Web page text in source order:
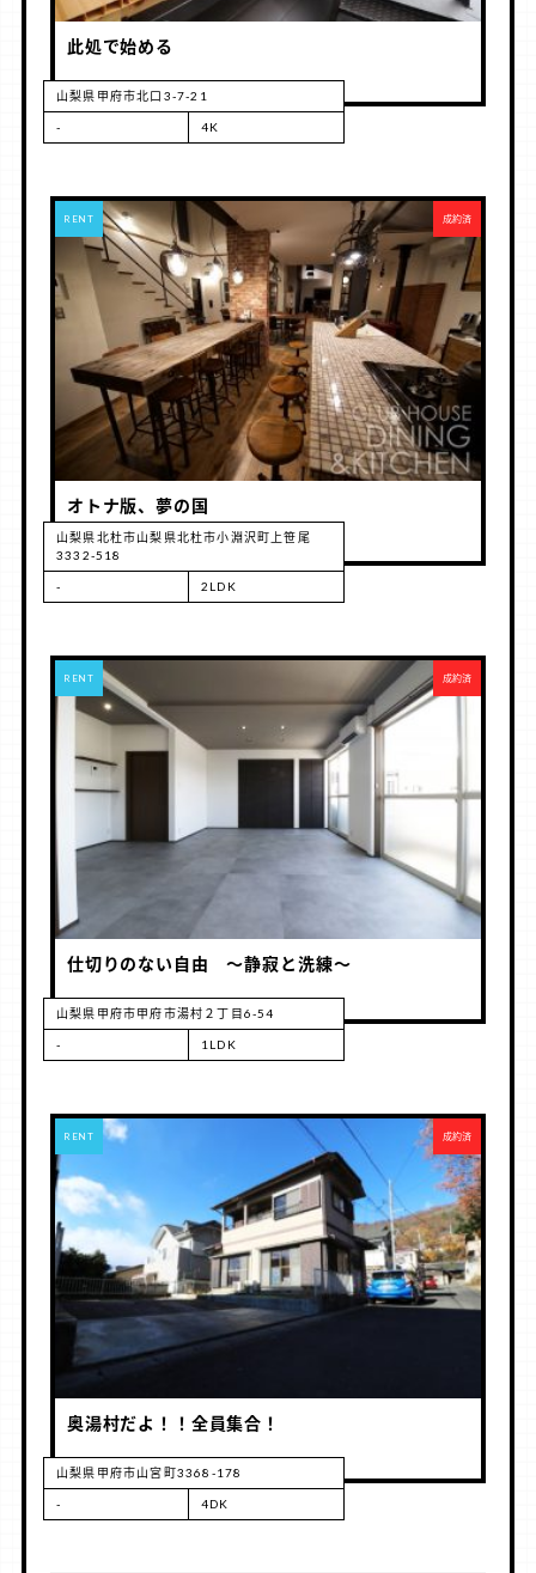
此処で始める
山梨県甲府市北口3-7-21
- 4K
RENT 成約済
オトナ版、夢の国
山梨県北杜市山梨県北杜市小淵沢町上笹尾
3332-518
- 2LDK
RENT 成約済
仕切りのない自由 ～静寂と洗練～
山梨県甲府市甲府市湯村２丁目6-54
- 1LDK
RENT 成約済
奥湯村だよ！！全員集合！
山梨県甲府市山宮町3368-178
- 4DK